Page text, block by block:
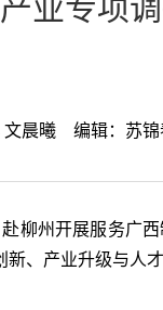
业专项
文晨曦 编辑：苏
柳州开展服务广
、产业升级与人